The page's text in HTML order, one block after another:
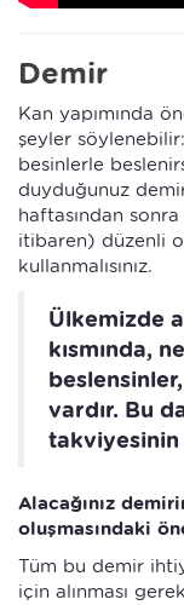
Demir
Kan yapımında
şeyler
besinlerle
duyduğunuz
haftasından
itibaren) düzenli
kullanmalısınız.
Ülkemizde
kısmında,
vardır. Bu
Alacağınız
oluşmasındaki
Tüm bu demir
için alınması